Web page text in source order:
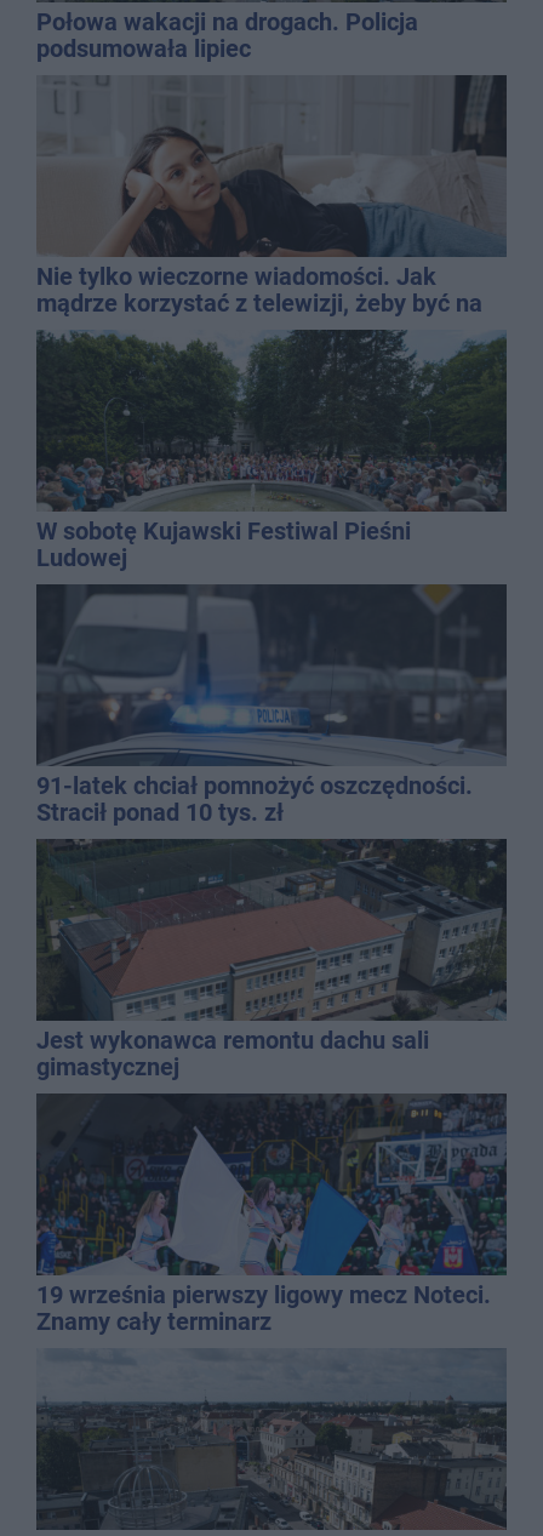
Połowa wakacji na drogach. Policja
podsumowała lipiec
Nie tylko wieczorne wiadomości. Jak
mądrze korzystać z telewizji, żeby być na
bieżąco, ale nie żyć w informacyjnym
chaosie?
W sobotę Kujawski Festiwal Pieśni
Ludowej
91-latek chciał pomnożyć oszczędności.
Stracił ponad 10 tys. zł
Jest wykonawca remontu dachu sali
gimastycznej
19 września pierwszy ligowy mecz Noteci.
Znamy cały terminarz